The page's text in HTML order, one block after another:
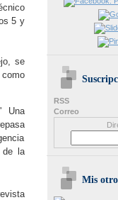
5 y
se
' Una
de la
RSS
Correo
Mis